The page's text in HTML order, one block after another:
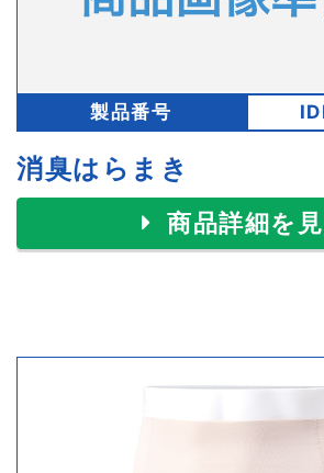
製品番号
消臭はらまき
商品詳細を